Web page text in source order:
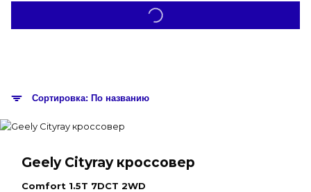
Сортировка: По названию
Geely Cityray кроссовер
Comfort 1.5T 7DCT 2WD